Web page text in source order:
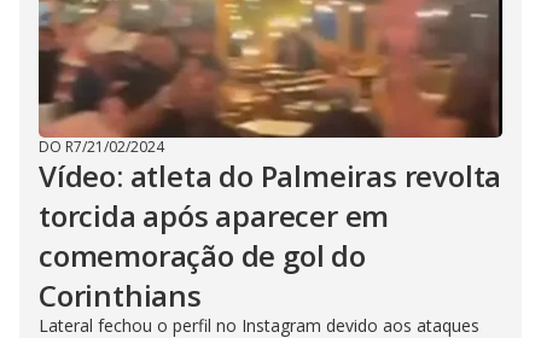
DO R7/21/02/2024
Vídeo: atleta do Palmeiras revolta
torcida após aparecer em
comemoração de gol do
Corinthians
Lateral fechou o perfil no Instagram devido aos ataques